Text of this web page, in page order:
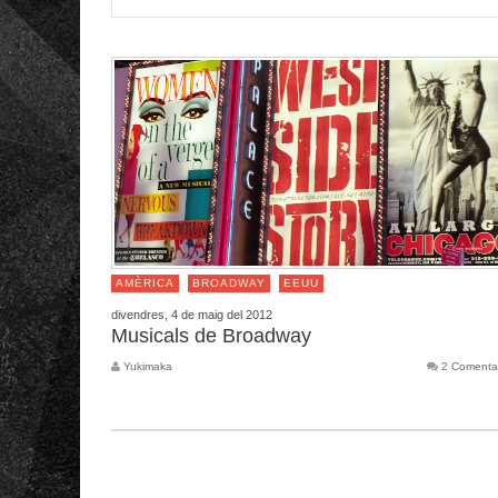
AMÈRICA BROADWAY EEUU
divendres, 4 de maig del 2012
Musicals de Broadway
Yukimaka 2